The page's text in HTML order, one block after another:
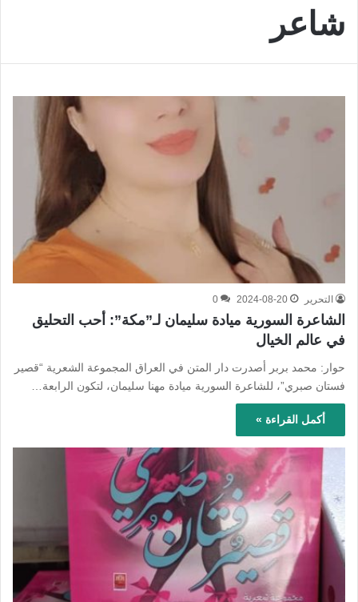
شاعر
التحرير 2024-08-20
0
الشاعرة السورية ميادة سليمان لـ”مكة”: أحب التحليق
في عالم الخيال
حوار: محمد بربر أصدرت دار المتن في العراق المجموعة الشعرية “قصير
فستان صبري”، للشاعرة السورية ميادة مهنا سليمان، لتكون الرابعة…
أكمل القراءة »